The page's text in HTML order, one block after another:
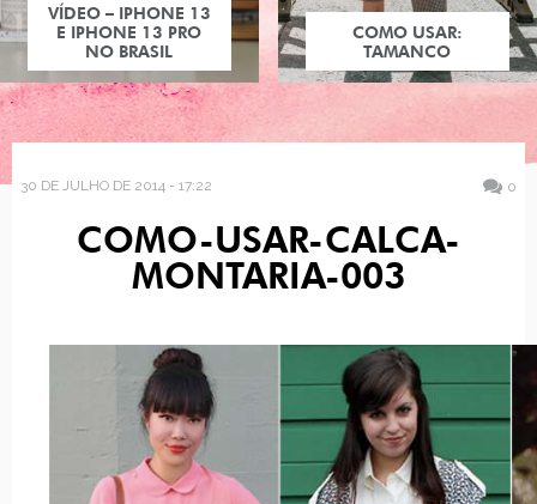
VÍDEO – IPHONE 13
E IPHONE 13 PRO
NO BRASIL
COMO USAR:
TAMANCO
30 DE JULHO DE 2014 - 17:22 0
COMO-USAR-CALCA-
MONTARIA-003